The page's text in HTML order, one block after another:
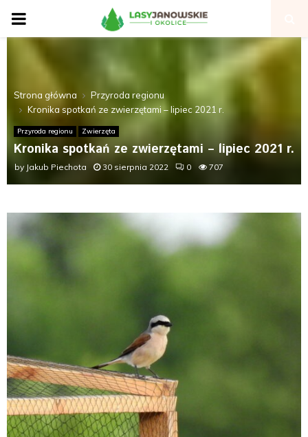
P
I
M
A
Y
N
U
Strona główna
Przyroda regionu
Kronika spotkań ze zwierzętami – lipiec 2021 r.
Przyroda regionu Zwierzęta
Kronika spotkań ze zwierzętami – lipiec 2021 r.
by Jakub Piechota 30 sierpnia 2022 0 707